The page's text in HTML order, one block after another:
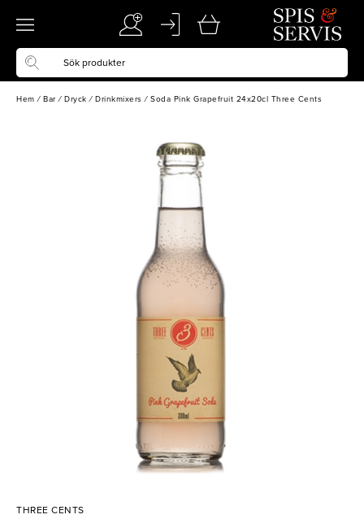
Hem / Bar / Dryck / Drinkmixers / Soda Pink Grapefruit 24x20cl Three Cents
THREE CENTS